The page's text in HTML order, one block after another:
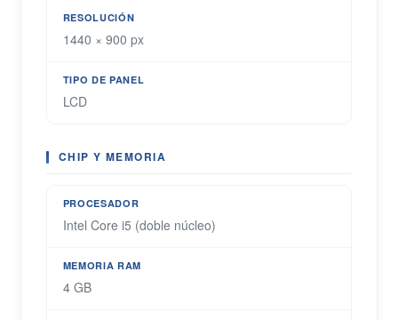
RESOLUCIÓN
1440 × 900 px
TIPO DE PANEL
LCD
CHIP Y MEMORIA
PROCESADOR
Intel Core i5 (doble núcleo)
MEMORIA RAM
4 GB